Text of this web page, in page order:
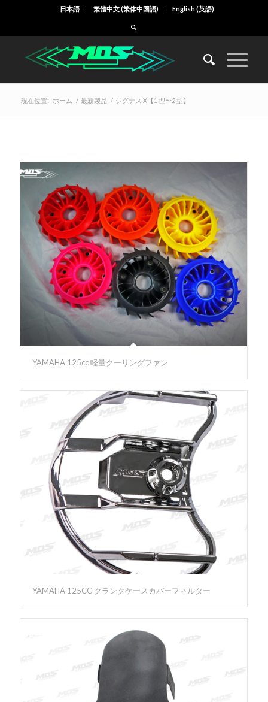
日本語 繁體中文(繁体中国語) English(英語)
現在位置: ホーム / 最新製品 / シグナス X【1 型〜2 型】
YAMAHA 125cc 軽量クーリングファン
YAMAHA 125CC クランクケースカバーフィルター